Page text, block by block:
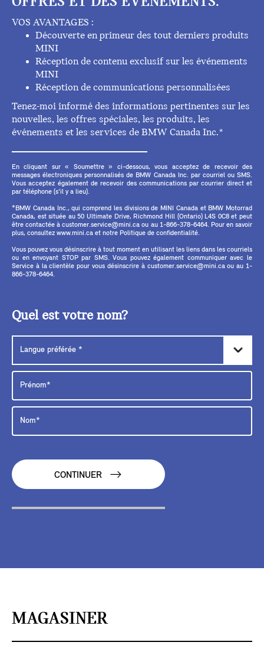
VOS AVANTAGES :
Découverte en primeur des tout derniers produits
MINI
Réception de contenu exclusif sur les événements
MINI
Réception de communications personnalisées
Tenez-moi informé des informations pertinentes sur les
nouvelles, les offres spéciales, les produits, les
événements et les services de BMW Canada Inc.*
En cliquant sur « Soumettre » ci-dessous, vous acceptez de recevoir des
messages électroniques personnalisés de BMW Canada Inc. par courriel ou SMS.
Vous acceptez également de recevoir des communications par courrier direct et
par téléphone (s'il y a lieu).
*BMW Canada Inc., qui comprend les divisions de MINI Canada et BMW Motorrad
Canada, est située au 50 Ultimate Drive, Richmond Hill (Ontario) L4S 0C8 et peut
être contactée à customer.service@mini.ca ou au 1-866-378-6464. Pour en savoir
plus, consultez www.mini.ca et notre Politique de confidentialité.
Vous pouvez vous désinscrire à tout moment en utilisant les liens dans les courriels
ou en envoyant STOP par SMS. Vous pouvez également communiquer avec le
Service à la clientèle pour vous désinscrire à customer.service@mini.ca ou au 1-
866-378-6464.
Quel est votre nom?
CONTINUER
MAGASINER